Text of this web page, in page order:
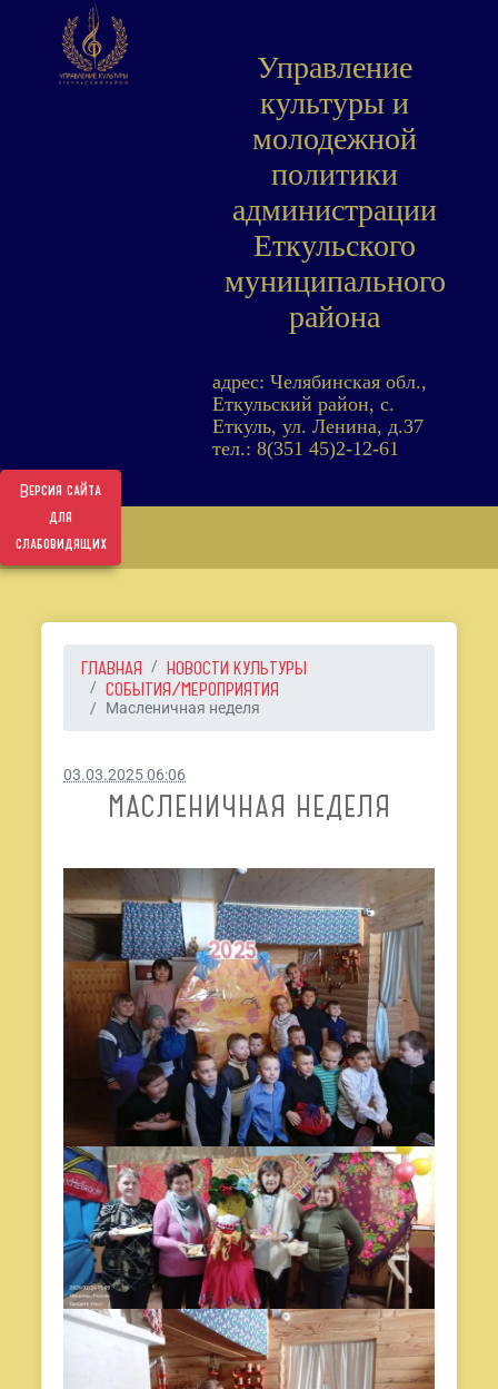
Версия сайта
для
слабовидящих
Управление
культуры и
молодежной
политики
администрации
Еткульского
муниципального
района
адрес: Челябинская обл.,
Еткульский район, с.
Еткуль, ул. Ленина, д.37
тел.: 8(351 45)2-12-61
ГЛАВНАЯ
НОВОСТИ КУЛЬТУРЫ
СОБЫТИЯ/МЕРОПРИЯТИЯ
Масленичная неделя
03.03.2025 06:06
МАСЛЕНИЧНАЯ НЕДЕЛЯ